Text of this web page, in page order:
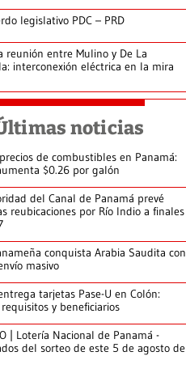
legislativo PDC – PRD
reunión entre Mulino y De La
interconexión eléctrica en la mira
noticias
de combustibles en Panamá:
$0.26 por galón
del Canal de Panamá prevé
reubicaciones por Río Indio a finales
conquista Arabia Saudita con
masivo
tarjetas Pase-U en Colón:
y beneficiarios
| Lotería Nacional de Panamá -
del sorteo de este 5 de agosto de